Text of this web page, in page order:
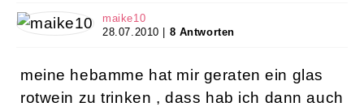
maike10
28.07.2010 | 8 Antworten
meine hebamme hat mir geraten ein glas
rotwein zu trinken , dass hab ich dann auch